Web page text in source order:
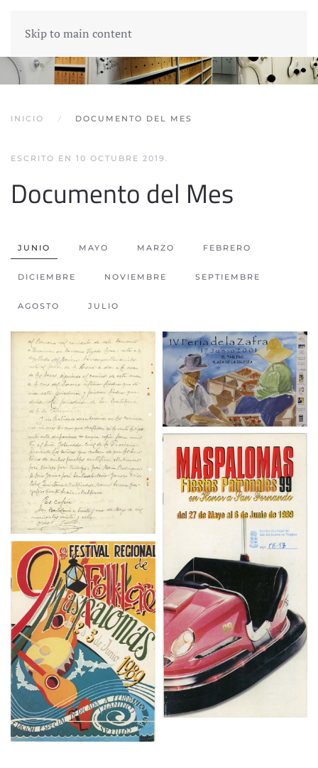
Skip to main content
INICIO DOCUMENTO DEL MES
ESCRITO EN 10 OCTUBRE 2019 .
Documento del Mes
JUNIO MAYO MARZO FEBRERO
DICIEMBRE NOVIEMBRE SEPTIEMBRE
AGOSTO JULIO